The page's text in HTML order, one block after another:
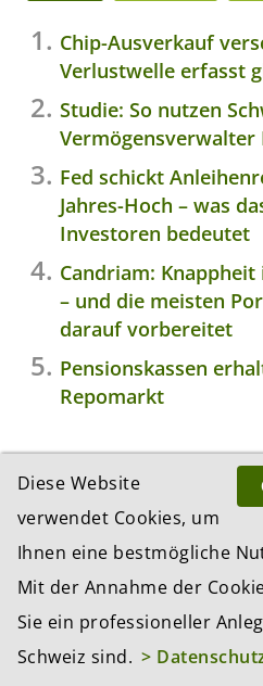
Chip-Ausverkauf
Verlustwelle erfasst
Studie: So nutzen
Vermögensverwalter
Fed schickt
Jahres-Hoch – was
Investoren bedeutet
Candriam:
– und die meisten
darauf vorbereitet
Pensionskassen
Repomarkt
JETZT KOSTENLOSEN
ABONNIEREN
Abonnieren Sie jetzt
Newsletter und Sie
Woche die neusten
Diese Website
verwendet Cookies, um
Ihnen eine bestmögliche
Mit der Annahme der
Sie ein professioneller
Schweiz sind. >